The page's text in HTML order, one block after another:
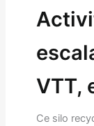
VTT,
Ce silo